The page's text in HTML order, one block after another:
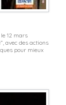
12 mars
avec des actions
pour mieux